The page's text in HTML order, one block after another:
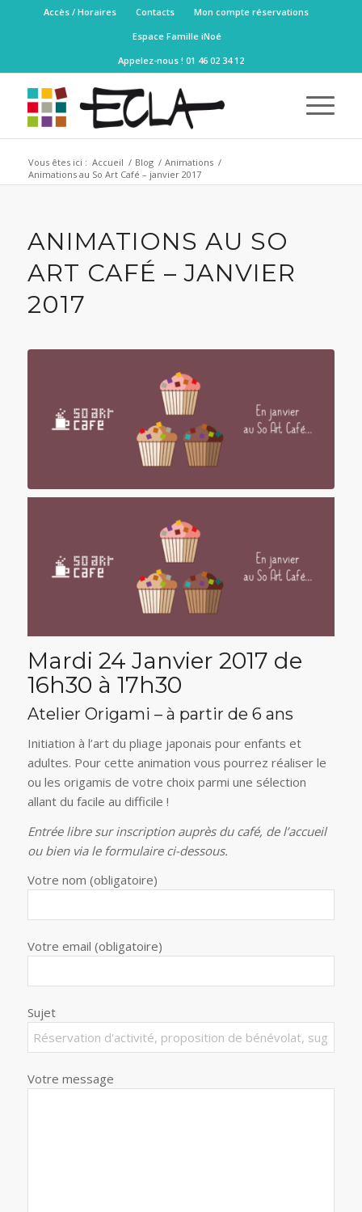
Accès / Horaires Contacts
Mon compte réservations
Espace Famille iNoé
Appelez-nous ! 01 46 02 34 12
Vous êtes ici : Accueil / Blog / Animations /
Animations au So Art Café – janvier 2017
ANIMATIONS AU SO
ART CAFÉ – JANVIER
2017
Mardi 24 Janvier 2017 de
16h30 à 17h30
Atelier Origami – à partir de 6 ans
Initiation à l’art du pliage japonais pour enfants et
adultes. Pour cette animation vous pourrez réaliser le
ou les origamis de votre choix parmi une sélection
allant du facile au difficile !
Entrée libre sur inscription auprès du café, de l’accueil
ou bien via le formulaire ci-dessous.
Votre nom (obligatoire)
Votre email (obligatoire)
Sujet
Votre message